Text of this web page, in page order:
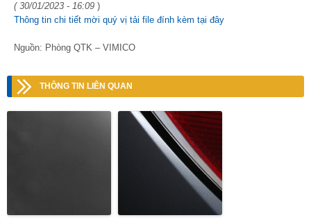
( 30/01/2023 - 16:09 )
Thông tin chi tiết mời quý vị tải file đính kèm tại đây
Nguồn: Phòng QTK – VIMICO
THÔNG TIN LIÊN QUAN